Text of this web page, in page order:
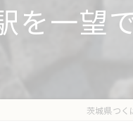
を一望
茨城県つく